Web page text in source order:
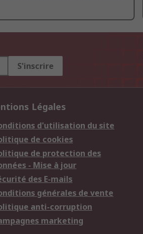
S'inscrire
Légales
d'utilisation du site
de cookies
de protection des
- Mise à jour
des E-mails
générales de vente
anti-corruption
marketing